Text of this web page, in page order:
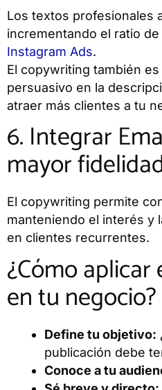
Los textos profesionales
incrementando el ratio
Instagram Ads.
El copywriting también
persuasivo en la
atraer más clientes a tu
6. Integrar
mayor
El copywriting permite
manteniendo el interés y
en clientes recurrentes.
¿Cómo
en tu
Define tu objetivo:
publicación debe
Conoce a tu